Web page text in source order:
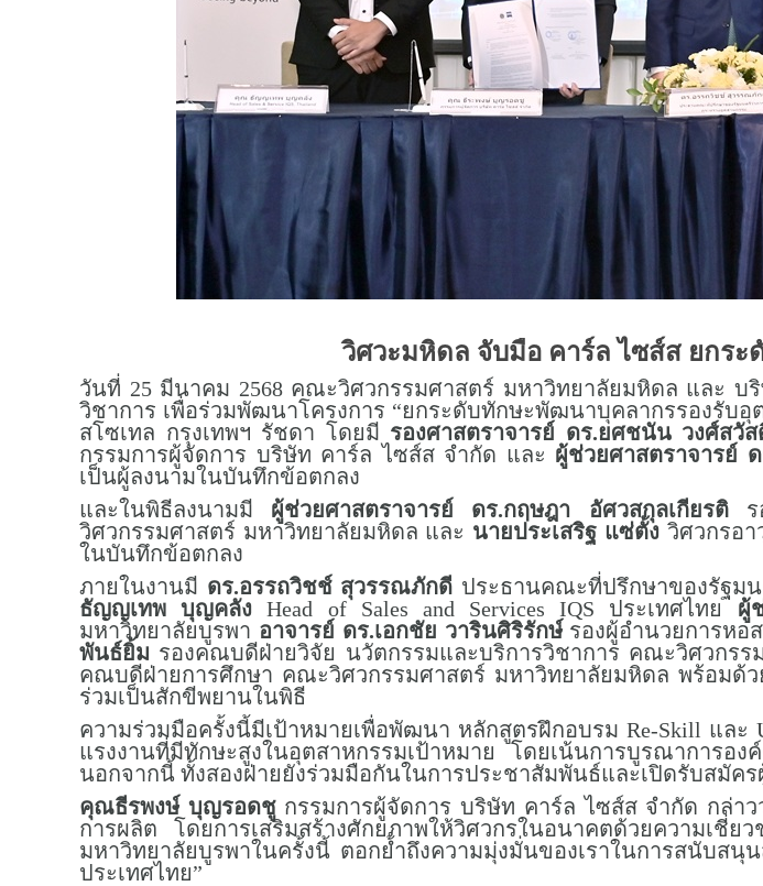
วิศวะมหิดล จับมือ คาร์ล ไซส์ส ยกร
วันที่ 25 มีนาคม 2568 คณะวิศวกรรมศาสตร์ มหาวิทยาลัยมหิดล และ
วิชาการ เพื่อร่วมพัฒนาโครงการ “ยกระดับทักษะพัฒนาบุคลากรรองรับอุ
สโซเทล กรุงเทพฯ รัชดา โดยมี รองศาสตราจารย์ ดร.ยศชนัน วงศ์สวัส
กรรมการผู้จัดการ บริษัท คาร์ล ไซส์ส จำกัด และ ผู้ช่วยศาสตราจารย์
เป็นผู้ลงนามในบันทึกข้อตกลง
และในพิธีลงนามมี ผู้ช่วยศาสตราจารย์ ดร.กฤษฎา อัศวสกุลเกียรติรอ
วิศวกรรมศาสตร์ มหาวิทยาลัยมหิดล และ นายประเสริฐ แซ่ตั้งวิศวกรอา
ในบันทึกข้อตกลง
ภายในงานมี ดร.อรรถวิชช์ สุวรรณภักดี ประธานคณะที่ปรึกษาของรัฐมน
ธัญญเทพ บุญคลัง Head of Sales and Services IQS ประเทศไทย ผู้
มหาวิทยาลัยบูรพา อาจารย์ ดร.เอกชัย วารินศิริรักษ์รองผู้อำนวยการหอ
พันธ์ยิ้ม รองคณบดีฝ่ายวิจัย นวัตกรรมและบริการวิชาการ คณะวิศวกร
คณบดีฝ่ายการศึกษา คณะวิศวกรรมศาสตร์ มหาวิทยาลัยมหิดล พร้อม
ร่วมเป็นสักขีพยานในพิธี
ความร่วมมือครั้งนี้มีเป้าหมายเพื่อพัฒนา หลักสูตรฝึกอบรม Re-Skill แล
แรงงานที่มีทักษะสูงในอุตสาหกรรมเป้าหมาย โดยเน้นการบูรณาการอ
นอกจากนี้ ทั้งสองฝ่ายยังร่วมมือกันในการประชาสัมพันธ์และเปิดรับสมัค
คุณธีรพงษ์ บุญรอดชูกรรมการผู้จัดการ บริษัท คาร์ล ไซส์ส จำกัด กล่าว
การผลิต โดยการเสริมสร้างศักยภาพให้วิศวกรในอนาคตด้วยความเชี่
มหาวิทยาลัยบูรพาในครั้งนี้ ตอกย้ำถึงความมุ่งมั่นของเราในการสนับส
ประเทศไทย”